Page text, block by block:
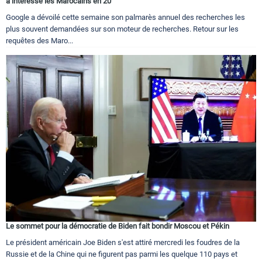
Google a dévoilé cette semaine son palmarès annuel des recherches les
plus souvent demandées sur son moteur de recherches. Retour sur les
requêtes des Maro...
Le sommet pour la démocratie de Biden fait bondir Moscou et Pékin
Le président américain Joe Biden s'est attiré mercredi les foudres de la
Russie et de la Chine qui ne figurent pas parmi les quelque 110 pays et